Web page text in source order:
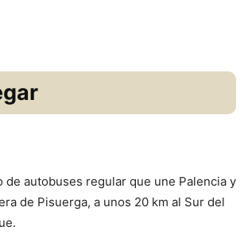
de autobuses regular que une Palencia y
de Pisuerga, a unos 20 km al Sur del